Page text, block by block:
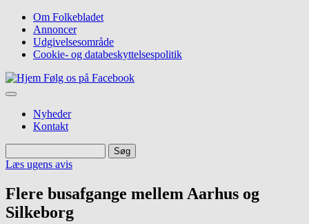
hovedindhold
Top
navigation
Om Folkebladet
Annoncer
Udgivelsesområde
Cookie- og databeskyttelsespolitik
Følg os på Facebook
Nyheder
Kontakt
Søg
Læs ugens avis
Flere busafgange mellem Aarhus og
Silkeborg